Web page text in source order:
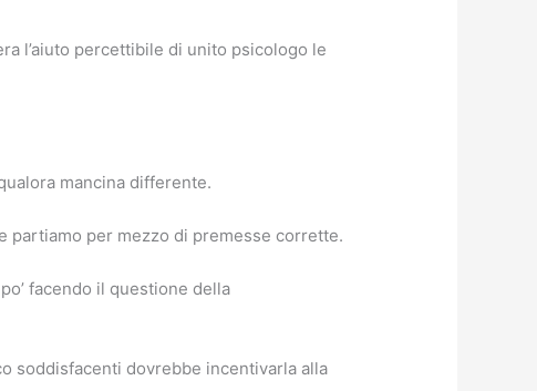
l’aiuto percettibile di unito psicologo le
mancina differente.
partiamo per mezzo di premesse corrette.
facendo il questione della
soddisfacenti dovrebbe incentivarla alla